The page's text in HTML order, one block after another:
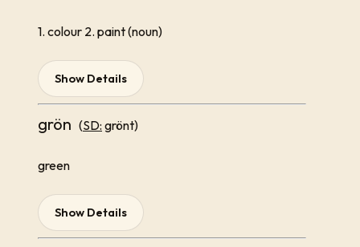
1. colour 2. paint (noun)
Show Details
grön (SD: grönt)
green
Show Details